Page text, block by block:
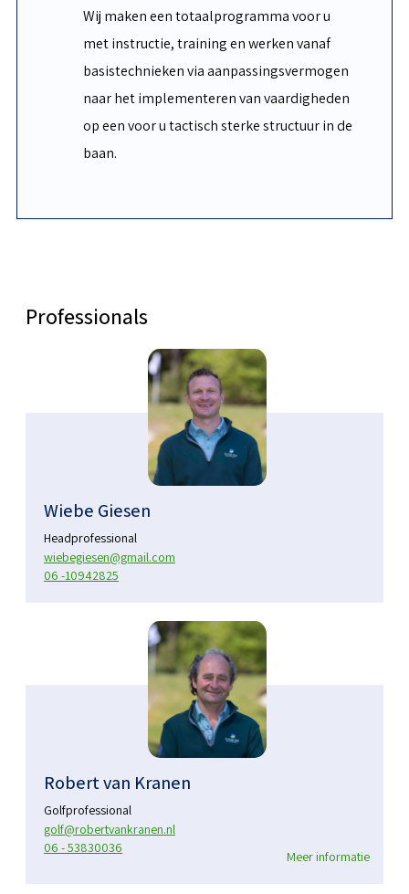
Wij maken een totaalprogramma voor u
met instructie, training en werken vanaf
basistechnieken via aanpassingsvermogen
naar het implementeren van vaardigheden
op een voor u tactisch sterke structuur in de
baan.
Professionals
Wiebe Giesen
Headprofessional
wiebegiesen@gmail.com
06 -10942825
Robert van Kranen
Golfprofessional
golf@robertvankranen.nl
06 - 53830036
Meer informatie